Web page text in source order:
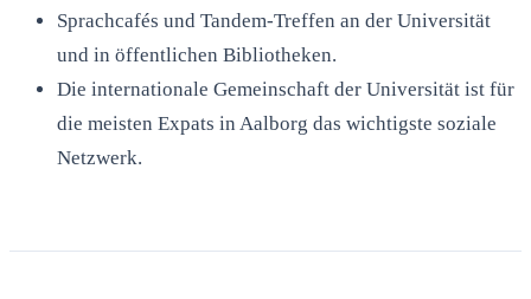
Sprachcafés und Tandem-Treffen an der Universität
und in öffentlichen Bibliotheken.
Die internationale Gemeinschaft der Universität ist für
die meisten Expats in Aalborg das wichtigste soziale
Netzwerk.